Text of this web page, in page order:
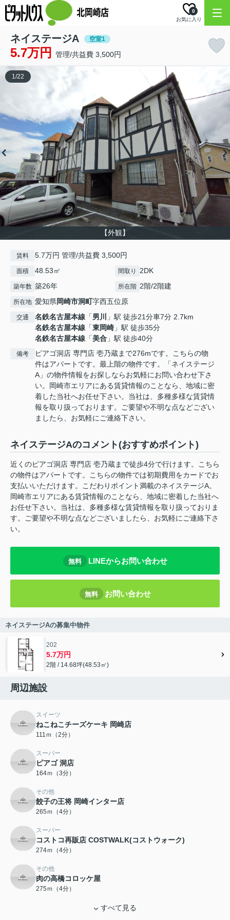
お気に入り
0
ネイステージA 空室1
5.7万円 管理/共益費 3,500円
【外観】
1/22
賃料 5.7万円 管理/共益費 3,500円
面積 48.53㎡ 間取り 2DK
築年数 築26年 所在階 2階/2階建
所在地 愛知県岡崎市洞町字西五位原
交通 名鉄名古屋本線 「男川
」駅 徒歩21分車7分 2.7km
名鉄名古屋本線 「東岡崎 」駅 徒歩35分
名鉄名古屋本線 「美合 」駅 徒歩40分
備考
ピアゴ洞店 専門店 壱乃蔵まで276mです。こちらの物
件はアパートです。最上階の物件です。「ネイステージ
A」の物件情報をお探しならお気軽にお問い合わせ下さ
い。岡崎市エリアにある賃貸情報のことなら、地域に密
着した当社へお任せ下さい。当社は、多種多様な賃貸情
報を取り扱っております。ご要望や不明な点などござい
ましたら、お気軽にご連絡下さい。
ネイステージAのコメント(おすすめポイント)
近くのピアゴ洞店 専門店 壱乃蔵まで徒歩4分で行けます。こちら
の物件はアパートです。こちらの物件では初期費用をカードでお
支払いいただけます。こだわりポイント満載のネイステージA。
岡崎市エリアにある賃貸情報のことなら、地域に密着した当社へ
お任せ下さい。当社は、多種多様な賃貸情報を取り扱っておりま
す。ご要望や不明な点などございましたら、お気軽にご連絡下さ
い。
無料 LINEからお問い合わせ
無料 お問い合わせ
ネイステージAの募集中物件
202
5.7万円
2階 / 14.68坪(48.53㎡)
周辺施設
スイーツ
ねこねこチーズケーキ 岡崎店
111ｍ（2分）
スーパー
ピアゴ 洞店
164ｍ（3分）
その他
餃子の王将 岡崎インター店
265ｍ（4分）
スーパー
コストコ再販店 COSTWALK(コストウォーク)
274ｍ（4分）
その他
肉の高橋コロッケ屋
275ｍ（4分）
すべて見る